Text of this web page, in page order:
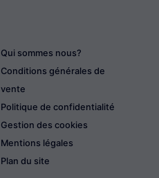
Qui sommes nous?
Conditions générales de
vente
Politique de confidentialité
Gestion des cookies
Mentions légales
Plan du site